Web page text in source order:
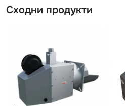
Сходни продукти